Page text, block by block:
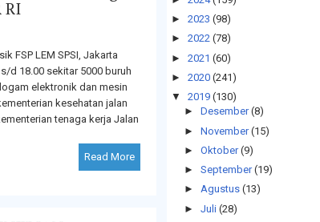
RI
FSP LEM SPSI, Jakarta
d 18.00 sekitar 5000 buruh
elektronik dan mesin
kesehatan jalan
tenaga kerja Jalan
Read More
► 2023 (98)
► 2022 (78)
► 2021 (60)
► 2020 (241)
▼
2019 (130)
► Desember (8)
► November (15)
► Oktober (9)
► September (19)
► Agustus (13)
► Juli (28)